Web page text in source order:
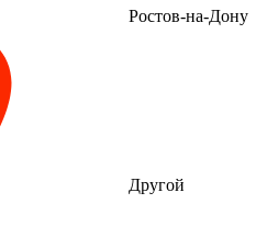
Ростов-на-Дону
Другой